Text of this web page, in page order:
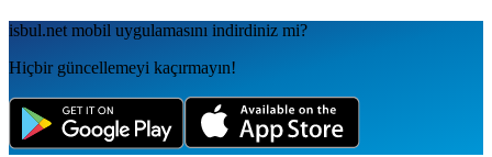
isbul.net mobil uygulamаsını indirdiniz mi?
Hiçbir güncellemeyi kaçırmayın!